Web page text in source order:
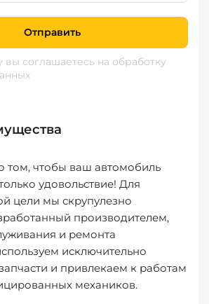
Отправить
вы соглашаетесь на обработку
том, чтобы ваш автомобиль
удовольствие! Для
цели мы скрупулезно
производителем,
и ремонта
исключительно
и привлекаем к работам
механиков.